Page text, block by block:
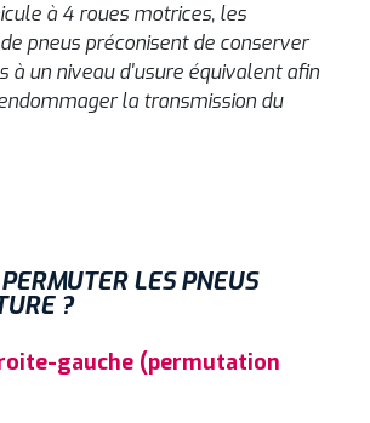
à 4 roues motrices, les
pneus préconisent de conserver
à un niveau d'usure équivalent afin
la transmission du
LES PNEUS
?
gauche (permutation